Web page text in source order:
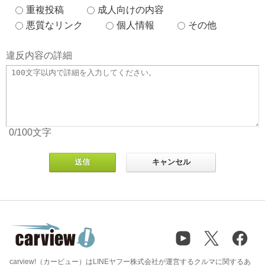
重複投稿
成人向けの内容
悪質なリンク
個人情報 その他
違反内容の詳細
0/100文字
carview!（カービュー）はLINEヤフー株式会社が運営するクルマに関するあ